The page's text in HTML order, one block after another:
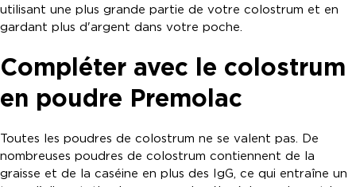
utilisant une plus grande partie de votre colostrum et en
gardant plus d'argent dans votre poche.
Compléter avec le colostrum
en poudre Premolac
Toutes les poudres de colostrum ne se valent pas. De
nombreuses poudres de colostrum contiennent de la
graisse et de la caséine en plus des IgG, ce qui entraîne un